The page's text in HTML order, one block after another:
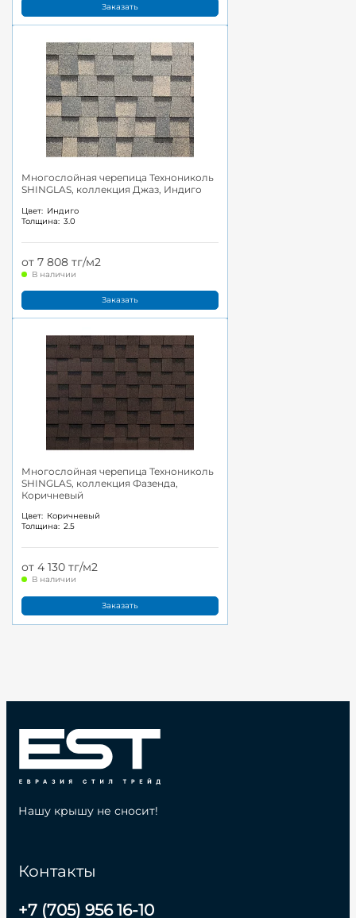
Заказать
Многослойная черепица Технониколь
SHINGLAS, коллекция Джаз, Индиго
Цвет: Индиго
Толщина: 3.0
от 7 808 тг/м2
В наличии
Заказать
Многослойная черепица Технониколь
SHINGLAS, коллекция Фазенда,
Коричневый
Цвет: Коричневый
Толщина: 2.5
от 4 130 тг/м2
В наличии
Заказать
Контакты
+7 (705) 956 16-10
Нашу крышу не сносит!